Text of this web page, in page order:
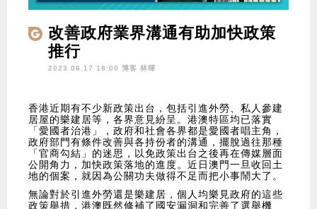
改善政府業界溝通有助加快政策
推行
2023.06.17 18:00 博客 林暉
香港近期有不少新政策出台，包括引進外勞、私人參建
居屋的樂建居等，各界意見紛呈。港澳特區均已落實
「愛國者治港」，政府和社會各界都是愛國者唱主角，
政府部門有條件改善與各持份者的溝通，擺脫過往那種
「官商勾結」的迷思，以免政策出台之後再在傳媒層面
公開角力，加快政策落地的進度。近日澳門一旦收回土
地的個案，就因為公關功夫做得不足而把小事鬧大了。
無論對於引進外勞還是樂建居，個人均樂見政府的這些
政策舉措，港澳既然修補了國安漏洞和完善了選舉機